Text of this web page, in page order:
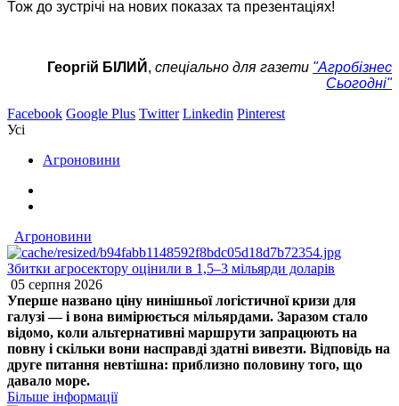
Тож до зустрічі на нових показах та презентаціях!
Георгій БІЛИЙ , спеціально для газети "Агробізнес
Сьогодні"
Facebook Google Plus Twitter Linkedin Pinterest
Усі
Агроновини
Агроновини
Збитки агросектору оцінили в 1,5–3 мільярди доларів
05 серпня 2026
Уперше названо ціну нинішньої логістичної кризи для
галузі — і вона вимірюється мільярдами. Заразом стало
відомо, коли альтернативні маршрути запрацюють на
повну і скільки вони насправді здатні вивезти. Відповідь на
друге питання невтішна: приблизно половину того, що
давало море.
Більше інформації